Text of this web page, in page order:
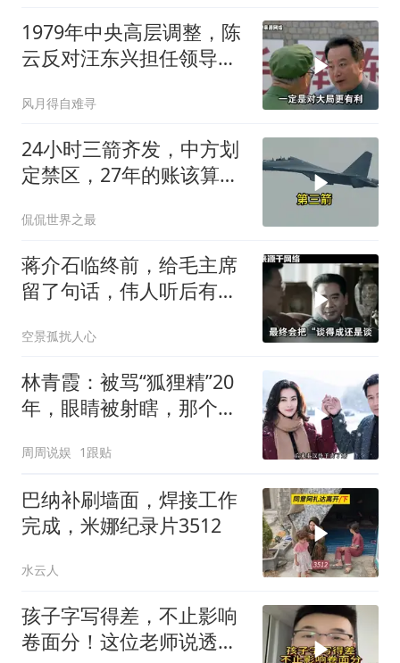
1979年中央高层调整，陈
云反对汪东兴担任领导职
风月得自难寻
24小时三箭齐发，中方划
定禁区，27年的账该算
侃侃世界之最
蒋介石临终前，给毛主席
留了句话，伟人听后有什
空景孤扰人心
林青霞：被骂“狐狸精”20
年，眼睛被射瞎，那个男
钱？”
周周说娱 1跟贴
巴纳补刷墙面，焊接工作
完成，米娜纪录片3512
水云人
孩子字写得差，不止影响
卷面分！这位老师说透了